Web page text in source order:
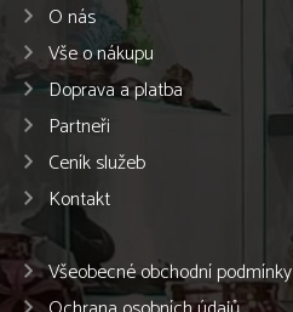
O nás
Vše o nákupu
Doprava a platba
Partneři
Ceník služeb
Kontakt
Všeobecné obchodní podmínky